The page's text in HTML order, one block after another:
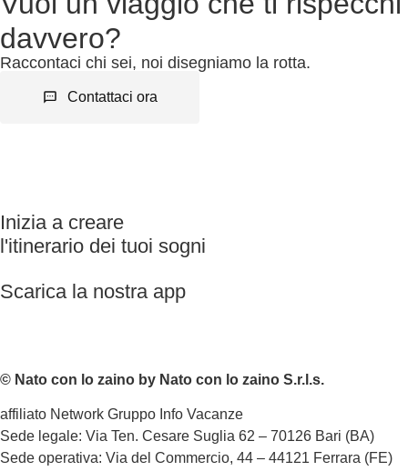
davvero?
Raccontaci chi sei, noi disegniamo la rotta.
Contattaci ora
Inizia a creare
l'itinerario dei tuoi sogni
Scarica la nostra app
© Nato con lo zaino by Nato con lo zaino S.r.l.s.
affiliato Network Gruppo Info Vacanze
Sede legale: Via Ten. Cesare Suglia 62 – 70126 Bari (BA)
Sede operativa: Via del Commercio, 44 – 44121 Ferrara (FE)